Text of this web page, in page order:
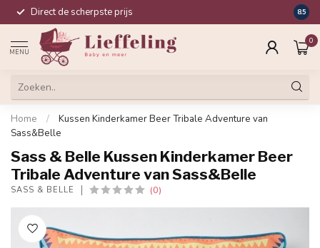
Direct de scherpste prijs 8.5
MENU
0
Home /
Kussen Kinderkamer Beer Tribale Adventure van
Sass&Belle
Sass & Belle Kussen Kinderkamer Beer
Tribale Adventure van Sass&Belle
SASS & BELLE (0)